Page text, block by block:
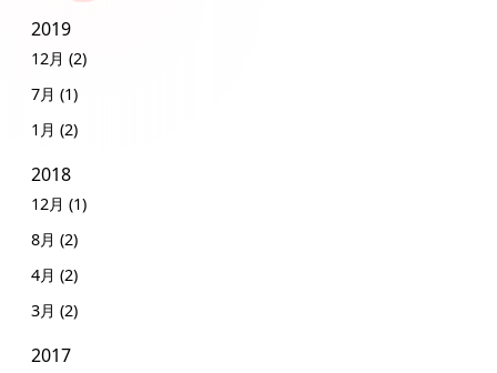
2019
12月 (2)
7月 (1)
1月 (2)
2018
12月 (1)
8月 (2)
4月 (2)
3月 (2)
2017